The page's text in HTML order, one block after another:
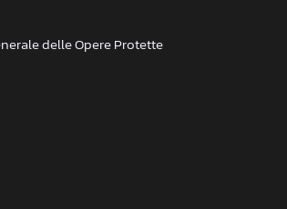
delle Opere Protette